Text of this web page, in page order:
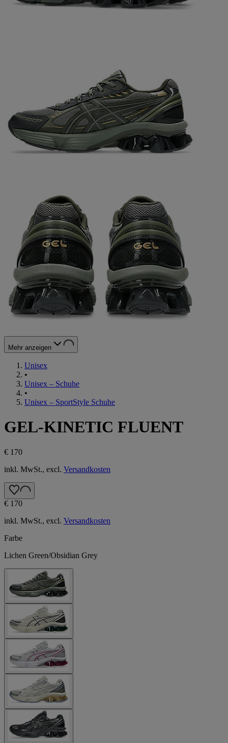
Mehr anzeigen
Unisex
•
Unisex – Schuhe
•
Unisex – SportStyle Schuhe
GEL-KINETIC FLUENT
€ 170
inkl. MwSt., excl. Versandkosten
€ 170
inkl. MwSt., excl. Versandkosten
Farbe
Lichen Green/Obsidian Grey